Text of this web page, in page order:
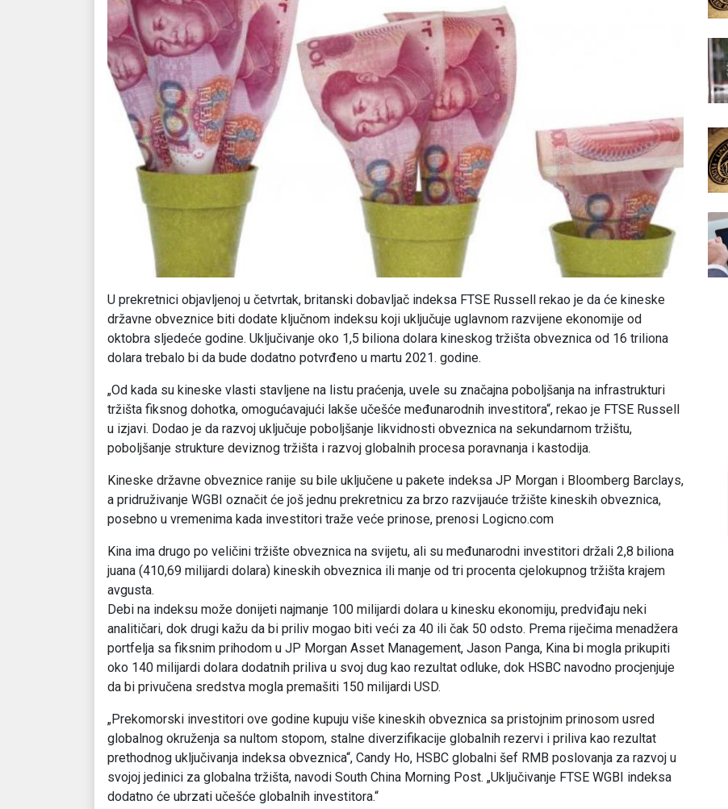
U prekretnici objavljenoj u četvrtak, britanski dobavljač indeksa FTSE Russell rekao je da će kineske
državne obveznice biti dodate ključnom indeksu koji uključuje uglavnom razvijene ekonomije od
oktobra sljedeće godine. Uključivanje oko 1,5 biliona dolara kineskog tržišta obveznica od 16 triliona
dolara trebalo bi da bude dodatno potvrđeno u martu 2021. godine.
„Od kada su kineske vlasti stavljene na listu praćenja, uvele su značajna poboljšanja na infrastrukturi
tržišta fiksnog dohotka, omogućavajući lakše učešće međunarodnih investitora“, rekao je FTSE Russell
u izjavi. Dodao je da razvoj uključuje poboljšanje likvidnosti obveznica na sekundarnom tržištu,
poboljšanje strukture deviznog tržišta i razvoj globalnih procesa poravnanja i kastodija.
Kineske državne obveznice ranije su bile uključene u pakete indeksa JP Morgan i Bloomberg Barclays,
a pridruživanje WGBI označit će još jednu prekretnicu za brzo razvijauće tržište kineskih obveznica,
posebno u vremenima kada investitori traže veće prinose, prenosi Logicno.com
Kina ima drugo po veličini tržište obveznica na svijetu, ali su međunarodni investitori držali 2,8 biliona
juana (410,69 milijardi dolara) kineskih obveznica ili manje od tri procenta cjelokupnog tržišta krajem
avgusta.
Debi na indeksu može donijeti najmanje 100 milijardi dolara u kinesku ekonomiju, predviđaju neki
analitičari, dok drugi kažu da bi priliv mogao biti veći za 40 ili čak 50 odsto. Prema riječima menadžera
portfelja sa fiksnim prihodom u JP Morgan Asset Management, Jason Panga, Kina bi mogla prikupiti
oko 140 milijardi dolara dodatnih priliva u svoj dug kao rezultat odluke, dok HSBC navodno procjenjuje
da bi privučena sredstva mogla premašiti 150 milijardi USD.
„Prekomorski investitori ove godine kupuju više kineskih obveznica sa pristojnim prinosom usred
globalnog okruženja sa nultom stopom, stalne diverzifikacije globalnih rezervi i priliva kao rezultat
prethodnog uključivanja indeksa obveznica“, Candy Ho, HSBC globalni šef RMB poslovanja za razvoj u
svojoj jedinici za globalna tržišta, navodi South China Morning Post. „Uključivanje FTSE WGBI indeksa
dodatno će ubrzati učešće globalnih investitora.“